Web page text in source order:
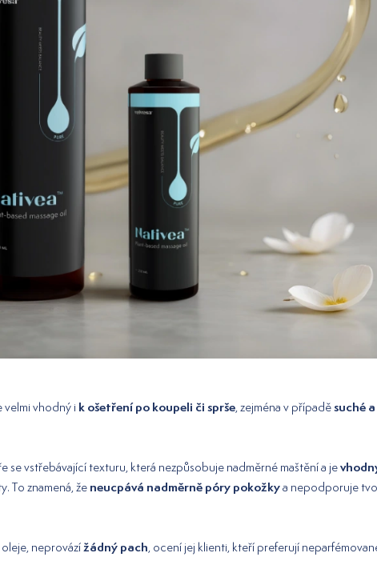
velmi vhodný i k ošetření po koupeli či sprše, zejména v případěsuché
se vstřebávající texturu, která nezpůsobuje nadměrné maštění a je
To znamená, že neucpává nadměrně póry pokožkya nepodporuje
neprovázížádný pach, ocení jej klienti, kteří preferují